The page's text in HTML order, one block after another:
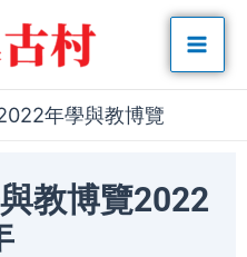
年學與教博覽
教博覽2022